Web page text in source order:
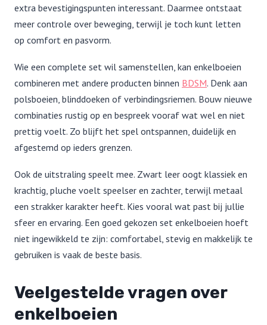
extra bevestigingspunten interessant. Daarmee ontstaat
meer controle over beweging, terwijl je toch kunt letten
op comfort en pasvorm.
Wie een complete set wil samenstellen, kan enkelboeien
combineren met andere producten binnen BDSM. Denk aan
polsboeien, blinddoeken of verbindingsriemen. Bouw nieuwe
combinaties rustig op en bespreek vooraf wat wel en niet
prettig voelt. Zo blijft het spel ontspannen, duidelijk en
afgestemd op ieders grenzen.
Ook de uitstraling speelt mee. Zwart leer oogt klassiek en
krachtig, pluche voelt speelser en zachter, terwijl metaal
een strakker karakter heeft. Kies vooral wat past bij jullie
sfeer en ervaring. Een goed gekozen set enkelboeien hoeft
niet ingewikkeld te zijn: comfortabel, stevig en makkelijk te
gebruiken is vaak de beste basis.
Veelgestelde vragen over
enkelboeien